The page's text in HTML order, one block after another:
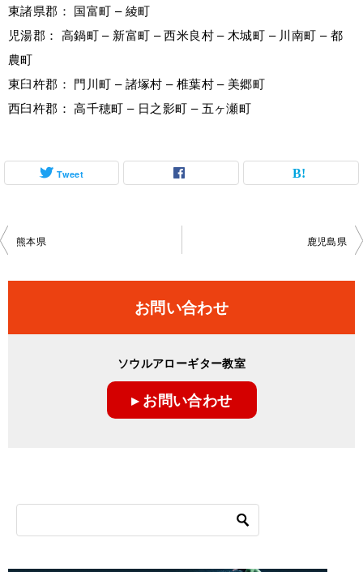
東諸県郡： 国富町 – 綾町
児湯郡： 高鍋町 – 新富町 – 西米良村 – 木城町 – 川南町 – 都
農町
東臼杵郡： 門川町 – 諸塚村 – 椎葉村 – 美郷町
西臼杵郡： 高千穂町 – 日之影町 – 五ヶ瀬町
Tweet
投
ビ
熊本県 鹿児島県
お問い合わせ
ソウルアローギター教室
▸ お問い合わせ